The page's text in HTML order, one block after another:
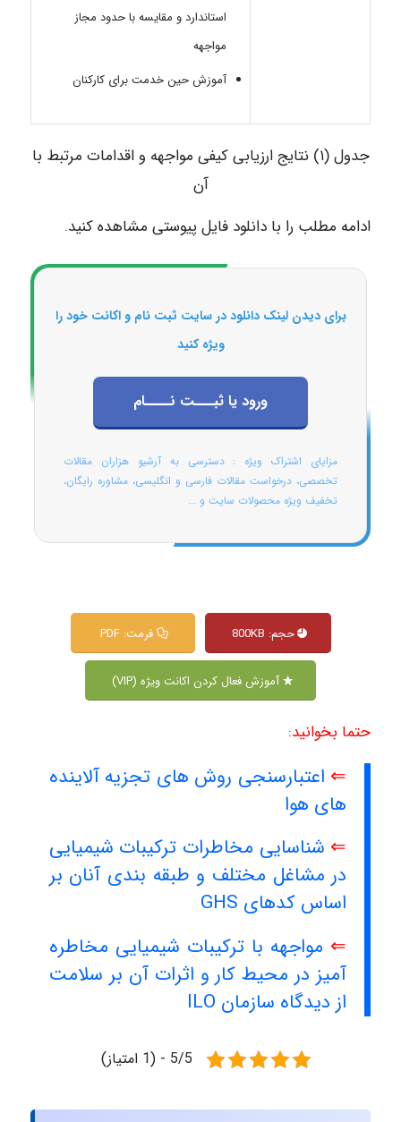
استاندارد و مقایسه با حدود مجاز
مواجهه
آموزش حین خدمت برای کارکنان
جدول (۱) نتایج ارزیابی کیفی مواجهه و اقدامات مرتبط با
آن
ادامه مطلب را با دانلود فایل پیوستی مشاهده کنید.
برای دیدن لینک دانلود در سایت ثبت نام و اکانت خود را
ویژه کنید
ورود یا ثبـــت نــــام
مزایای اشتراک ویژه : دسترسی به آرشیو هزاران مقالات
تخصصی، درخواست مقالات فارسی و انگلیسی، مشاوره رایگان،
تخفیف ویژه محصولات سایت و ...
حجم: 800KB فرمت: PDF
آموزش فعال کردن اکانت ویژه (VIP)
حتما بخوانید:
⇐ اعتبارسنجی روش های تجزیه آلاینده
های هوا
⇐ شناسایی مخاطرات ترکیبات شیمیایی
در مشاغل مختلف و طبقه بندی آنان بر
اساس کدهای GHS
⇐ مواجهه با ترکیبات شیمیایی مخاطره
آمیز در محیط کار و اثرات آن بر سلامت
از دیدگاه سازمان ILO
5/5 - (1 امتیاز)